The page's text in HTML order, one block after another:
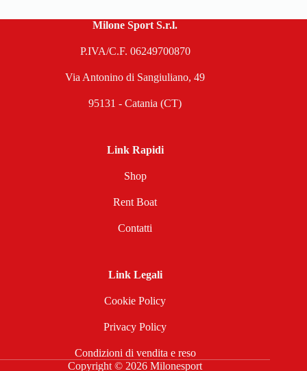
Milone Sport S.r.l.
P.IVA/C.F. 06249700870
Via Antonino di Sangiuliano, 49
95131 - Catania (CT)
Link Rapidi
Shop
Rent Boat
Contatti
Link Legali
Cookie Policy
Privacy Policy
Condizioni di vendita e reso
Copyright © 2026 Milonesport